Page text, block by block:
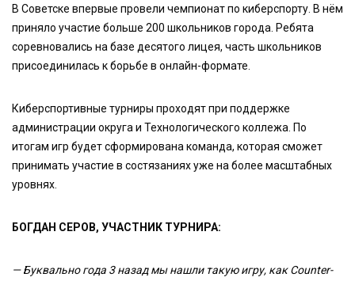
В Советске впервые провели чемпионат по киберспорту. В нём
приняло участие больше 200 школьников города. Ребята
соревновались на базе десятого лицея, часть школьников
присоединилась к борьбе в онлайн-формате.
Киберспортивные турниры проходят при поддержке
администрации округа и Технологического коллежа. По
итогам игр будет сформирована команда, которая сможет
принимать участие в состязаниях уже на более масштабных
уровнях.
БОГДАН СЕРОВ, УЧАСТНИК ТУРНИРА:
— Буквально года 3 назад мы нашли такую игру, как Counter-